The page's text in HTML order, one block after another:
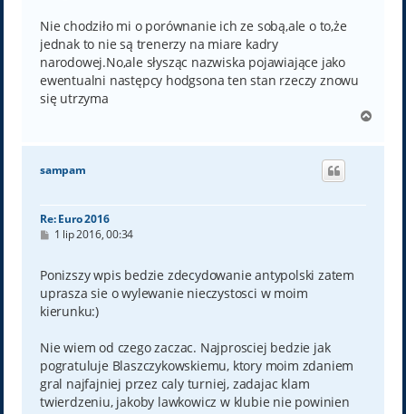
Nie chodziło mi o porównanie ich ze sobą,ale o to,że
jednak to nie są trenerzy na miare kadry
narodowej.No,ale słysząc nazwiska pojawiające jako
ewentualni następcy hodgsona ten stan rzeczy znowu
się utrzyma
g
sampam
Re: Euro 2016
P
t
1 lip 2016, 00:34
Ponizszy wpis bedzie zdecydowanie antypolski zatem
uprasza sie o wylewanie nieczystosci w moim
kierunku:)
Nie wiem od czego zaczac. Najprosciej bedzie jak
pogratuluje Blaszczykowskiemu, ktory moim zdaniem
gral najfajniej przez caly turniej, zadajac klam
twierdzeniu, jakoby lawkowicz w klubie nie powinien